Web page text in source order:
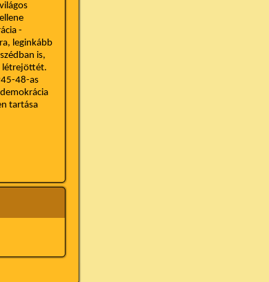
-
leginkább
is,
létrejöttét.
48-as
tartása